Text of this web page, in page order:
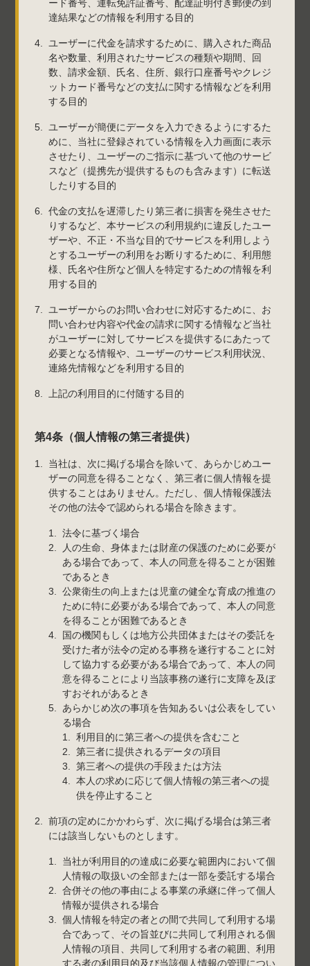
ード番号、運転免許証番号、配達証明付き郵便の到
達結果などの情報を利用する目的
ユーザーに代金を請求するために、購入された商品
名や数量、利用されたサービスの種類や期間、回
数、請求金額、氏名、住所、銀行口座番号やクレジ
ットカード番号などの支払に関する情報などを利用
する目的
ユーザーが簡便にデータを入力できるようにするた
めに、当社に登録されている情報を入力画面に表示
させたり、ユーザーのご指示に基づいて他のサービ
スなど（提携先が提供するものも含みます）に転送
したりする目的
代金の支払を遅滞したり第三者に損害を発生させた
りするなど、本サービスの利用規約に違反したユー
ザーや、不正・不当な目的でサービスを利用しよう
とするユーザーの利用をお断りするために、利用態
様、氏名や住所など個人を特定するための情報を利
用する目的
ユーザーからのお問い合わせに対応するために、お
問い合わせ内容や代金の請求に関する情報など当社
がユーザーに対してサービスを提供するにあたって
必要となる情報や、ユーザーのサービス利用状況、
連絡先情報などを利用する目的
上記の利用目的に付随する目的
第4条（個人情報の第三者提供）
当社は、次に掲げる場合を除いて、あらかじめユー
ザーの同意を得ることなく、第三者に個人情報を提
供することはありません。ただし、個人情報保護法
その他の法令で認められる場合を除きます。
法令に基づく場合
人の生命、身体または財産の保護のために必要が
ある場合であって、本人の同意を得ることが困難
であるとき
公衆衛生の向上または児童の健全な育成の推進の
ために特に必要がある場合であって、本人の同意
を得ることが困難であるとき
国の機関もしくは地方公共団体またはその委託を
受けた者が法令の定める事務を遂行することに対
して協力する必要がある場合であって、本人の同
意を得ることにより当該事務の遂行に支障を及ぼ
すおそれがあるとき
あらかじめ次の事項を告知あるいは公表をしてい
る場合
利用目的に第三者への提供を含むこと
第三者に提供されるデータの項目
第三者への提供の手段または方法
本人の求めに応じて個人情報の第三者への提
供を停止すること
前項の定めにかかわらず、次に掲げる場合は第三者
には該当しないものとします。
当社が利用目的の達成に必要な範囲内において個
人情報の取扱いの全部または一部を委託する場合
合併その他の事由による事業の承継に伴って個人
情報が提供される場合
個人情報を特定の者との間で共同して利用する場
合であって、その旨並びに共同して利用される個
人情報の項目、共同して利用する者の範囲、利用
する者の利用目的及び当該個人情報の管理につい